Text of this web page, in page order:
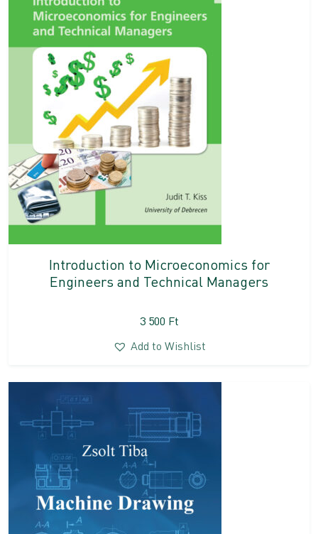
Introduction to Microeconomics for
Engineers and Technical Managers
3 500 Ft
Add to Wishlist